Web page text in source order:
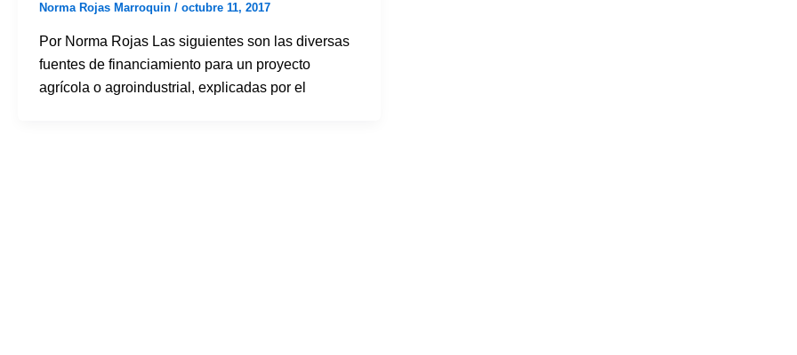
Norma Rojas Marroquin / octubre 11, 2017
Por Norma Rojas Las siguientes son las diversas
fuentes de financiamiento para un proyecto
agrícola o agroindustrial, explicadas por el